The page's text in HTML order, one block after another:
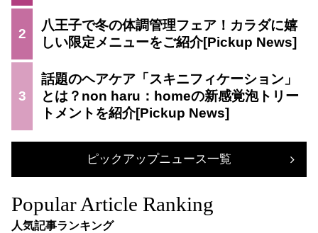
2
八王子で冬の体調管理フェア！カラダに嬉
しい限定メニューをご紹介
3
話題のヘアケア「スキニフィケーション」
とは？non haru：homeの新感覚泡トリー
トメントを紹介
ピックアップニュース一覧
Popular Article Ranking
人気記事ランキング